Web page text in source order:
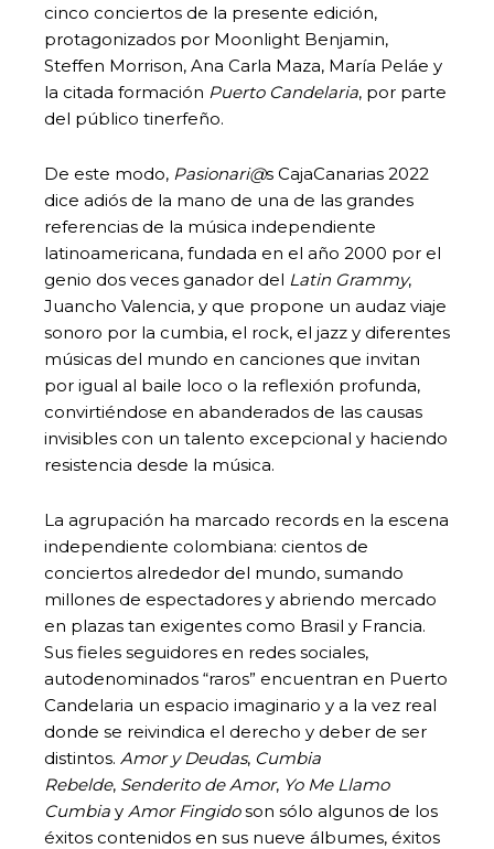
cinco conciertos de la presente edición,
protagonizados por Moonlight Benjamin,
Steffen Morrison, Ana Carla Maza, María Peláe y
la citada formación Puerto Candelaria, por parte
del público tinerfeño.
De este modo, Pasionari@s CajaCanarias 2022
dice adiós de la mano de una de las grandes
referencias de la música independiente
latinoamericana, fundada en el año 2000 por el
genio dos veces ganador del Latin Grammy,
Juancho Valencia, y que propone un audaz viaje
sonoro por la cumbia, el rock, el jazz y diferentes
músicas del mundo en canciones que invitan
por igual al baile loco o la reflexión profunda,
convirtiéndose en abanderados de las causas
invisibles con un talento excepcional y haciendo
resistencia desde la música.
La agrupación ha marcado records en la escena
independiente colombiana: cientos de
conciertos alrededor del mundo, sumando
millones de espectadores y abriendo mercado
en plazas tan exigentes como Brasil y Francia.
Sus fieles seguidores en redes sociales,
autodenominados “raros” encuentran en Puerto
Candelaria un espacio imaginario y a la vez real
donde se reivindica el derecho y deber de ser
distintos. Amor y Deudas, Cumbia
Rebelde, Senderito de Amor, Yo Me Llamo
Cumbia y Amor Fingidoson sólo algunos de los
éxitos contenidos en sus nueve álbumes, éxitos